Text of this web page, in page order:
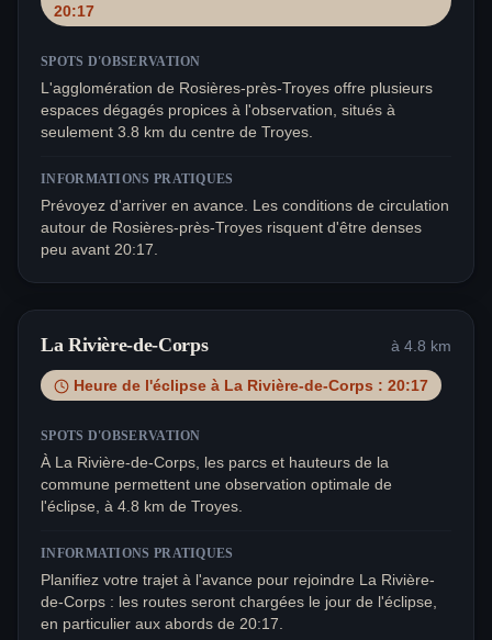
20:17
SPOTS D'OBSERVATION
L'agglomération de Rosières-près-Troyes offre plusieurs
espaces dégagés propices à l'observation, situés à
seulement 3.8 km du centre de Troyes.
INFORMATIONS PRATIQUES
Prévoyez d'arriver en avance. Les conditions de circulation
autour de Rosières-près-Troyes risquent d'être denses
peu avant 20:17.
La Rivière-de-Corps à 4.8 km
Heure de l'éclipse à La Rivière-de-Corps : 20:17
SPOTS D'OBSERVATION
À La Rivière-de-Corps, les parcs et hauteurs de la
commune permettent une observation optimale de
l'éclipse, à 4.8 km de Troyes.
INFORMATIONS PRATIQUES
Planifiez votre trajet à l'avance pour rejoindre La Rivière-
de-Corps : les routes seront chargées le jour de l'éclipse,
en particulier aux abords de 20:17.